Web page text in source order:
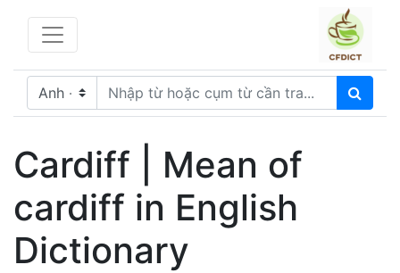
Cardiff | Mean of
cardiff in English
Dictionary